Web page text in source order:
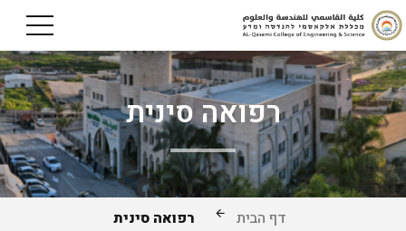
רפואה סינית
דף הבית רפואה סינית